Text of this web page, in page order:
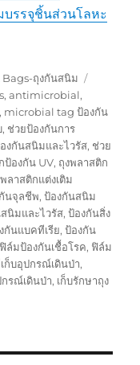
รรจุชิ้นส่วนโลหะ
ถุงกันสนิม
,antimicrobial,
, microbial tag ป้องกัน
, ช่วยป้องกันการ
งกันสนิมและไวรัส, ช่วย
ป้องกัน UV, ถุงพลาสติก
ลาสติกแต่งเติม
นจุลชีพ,ป้องกันสนิม
นิมและไวรัส,ป้องกันสิ่ง
กันแบคทีเรีย,ป้องกัน
ฟิล์มป้องกันเชื้อโรค, ฟิล์ม
ก็บอุปกรณ์เดินป่า,
รณ์เดินป่า, เก็บรักษาถุง